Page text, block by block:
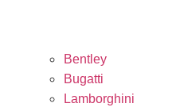
Bentley
Bugatti
Lamborghini